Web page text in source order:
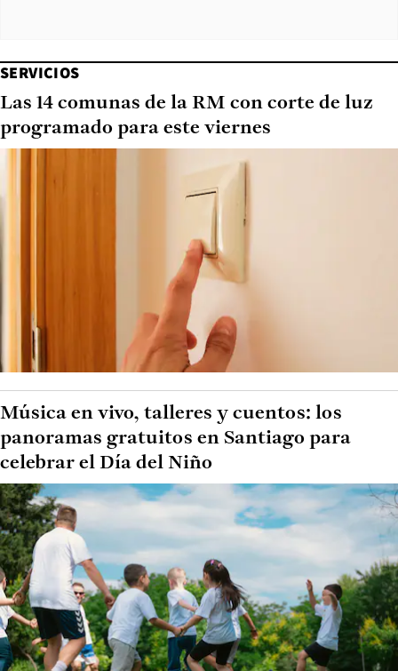
SERVICIOS
Las 14 comunas de la RM con corte de luz
programado para este viernes
Música en vivo, talleres y cuentos: los
panoramas gratuitos en Santiago para
celebrar el Día del Niño